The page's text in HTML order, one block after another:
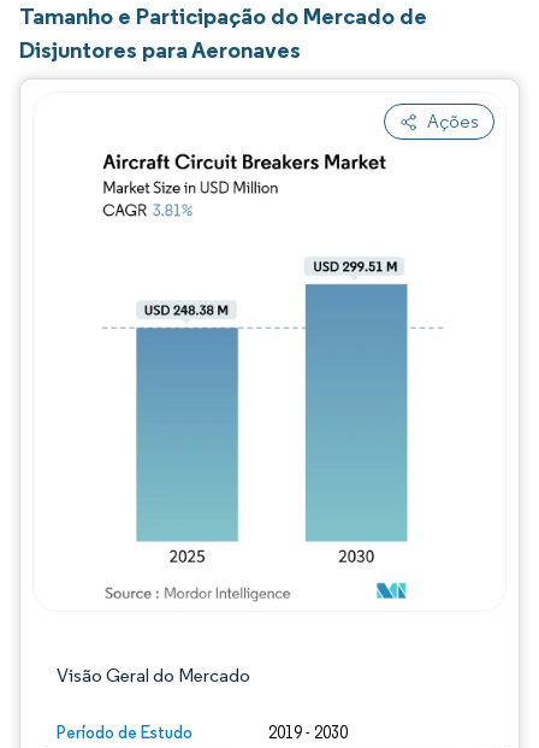
Tamanho e Participação do Mercado de
Disjuntores para Aeronaves
Ações
Visão Geral do Mercado
Período de Estudo 2019 - 2030